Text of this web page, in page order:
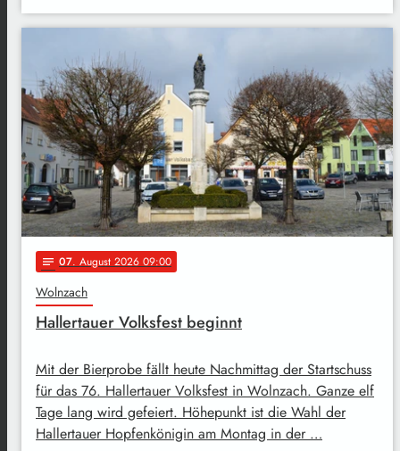
notes 07. August 2026 09:00
Wolnzach
Hallertauer Volksfest beginnt
Mit der Bierprobe fällt heute Nachmittag der Startschuss
für das 76. Hallertauer Volksfest in Wolnzach. Ganze elf
Tage lang wird gefeiert. Höhepunkt ist die Wahl der
Hallertauer Hopfenkönigin am Montag in der …